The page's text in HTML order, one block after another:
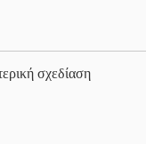
σχεδίαση